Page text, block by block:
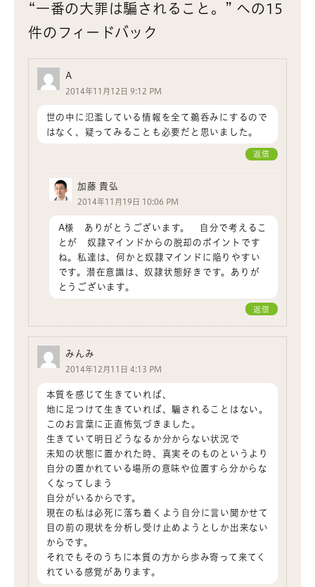
“一番の大罪は騙されること。” への15
件のフィードバック
A
2014年11月12日 9:12 PM
世の中に氾濫している情報を全て鵜呑みにするので
はなく、疑ってみることも必要だと思いました。
返信
加藤 貴弘
2014年11月19日 10:06 PM
A様 ありがとうございます。 自分で考えるこ
とが 奴隷マインドからの脱却のポイントです
ね。私達は、何かと奴隷マインドに陥りやすい
です。潜在意識は、奴隷状態好きです。ありが
とうございます。
返信
みんみ
2014年12月11日 4:13 PM
本質を感じて生きていれば、
地に足つけて生きていれば、騙されることはない。
このお言葉に正直怖気づきました。
生きていて明日どうなるか分からない状況で
未知の状態に置かれた時、真実そのものというより
自分の置かれている場所の意味や位置すら分からな
くなってしまう
自分がいるからです。
現在の私は必死に落ち着くよう自分に言い聞かせて
目の前の現状を分析し受け止めようとしか出来ない
からです。
それでもそのうちに本質の方から歩み寄って来てく
れている感覚があります。